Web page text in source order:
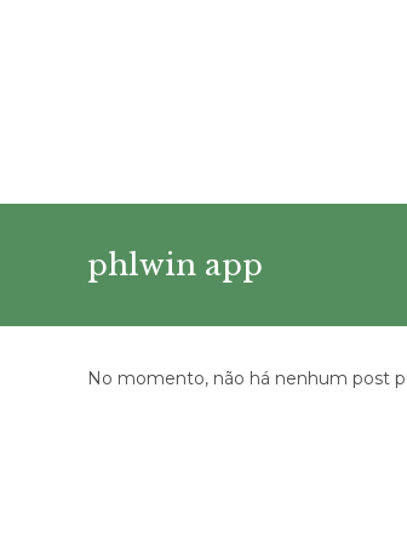
phlwin app
No momento, não há nenhum post